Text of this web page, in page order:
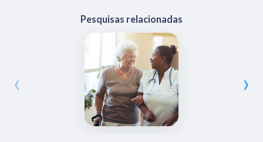
Pesquisas relacionadas
‹ ›